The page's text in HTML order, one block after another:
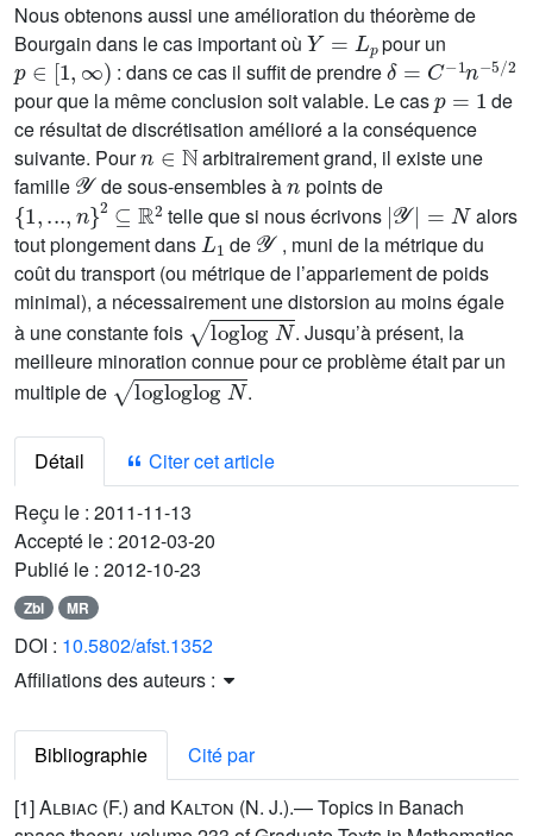
Nous obtenons aussi une amélioration du théorème de
Bourgain dans le cas important où
Y=Lp
pour un
p∈[1,∞)
: dans ce cas il suffit de prendre
δ=C-1 n- 2
pour que la même conclusion soit valable. Le cas
p =1
de
ce résultat de discrétisation amélioré a la conséquence
suivante. Pour
n∈ℕ
arbitrairement grand, il existe une
famille
𝒴
de sous-ensembles à
n
points de
{1,...,n }2⊆ℝ2
telle que si nous écrivons
| 𝒴|=
alors
tout plongement dans
L1
de
𝒴
, muni de la métrique du
coût du transport (ou métrique de l’appariement de poids
minimal), a nécessairement une distorsion au moins égale
à une constante fois
loglogN
. Jusqu’à présent, la
meilleure minoration connue pour ce problème était par un
multiple de
logloglogN
.
Détail
Citer cet article
Reçu le : 2011-11-13
Accepté le : 2012-03-20
Publié le : 2012-10-23
Zbl MR
DOI : 10.5802/afst.1352
Affiliations des auteurs :
Bibliographie
Cité par
[1]Albiac (F.) and Kalton (N. J.).— Topics in Banach